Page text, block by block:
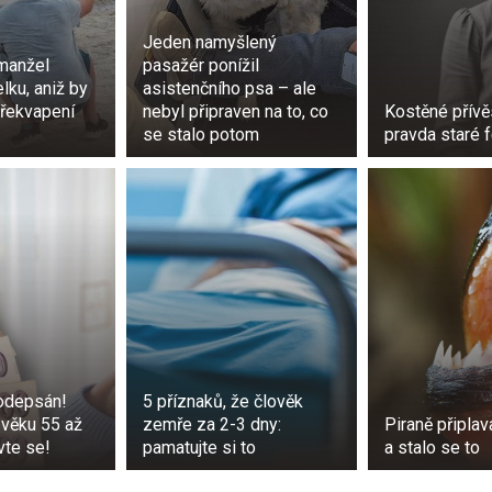
od Bogoty.
To auto je moje. “Můj manžel sem přijel s číšnicí v tom
pomstít svému manželovi za podvádění. Místo
aby jí auto odvezla.
o odtah, protože mě neuvidí. Nemůžu to vydržet.”
řekla žena na videu.
žena pouze slyšet a vidět odtah vozidla.
na sociálních sítích. Většina se té situaci smála a
en una grúa de picap y que él mire a ver cómo se
#grua #yanoaguantomas
aniž by
Jeden namyšlený
pasažér ponížil
asistenčního psa – ale
nebyl připraven na to, co
se stalo potom
Kostěné
pravda staré
55 až
se!
5 příznaků, že člověk
zemře za 2-3 dny:
pamatujte si to
Piraně
a stalo se to